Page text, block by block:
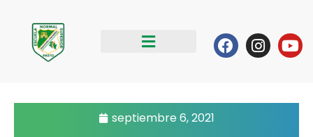
contenido
Facebook
septiembre 6, 2021